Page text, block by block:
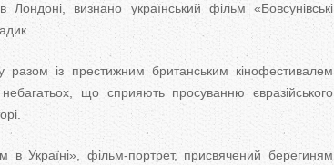
визнано український фільм «Бовсунівські
із престижним британським кінофестивалем
що сприяють просуванню євразійського
в Україні», фільм-портрет, присвячений берегиням